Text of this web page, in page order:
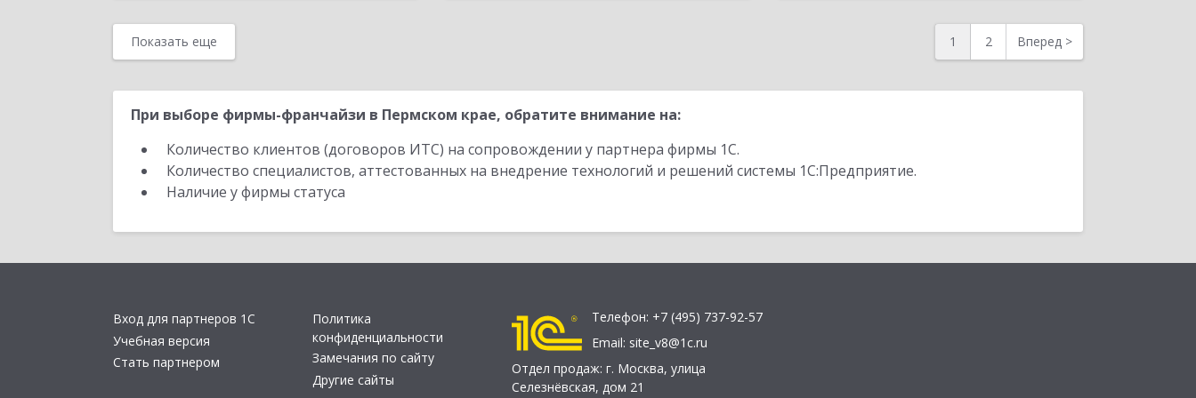
Показать еще 1 2 Вперед >
При выборе фирмы-франчайзи в Пермском крае, обратите внимание на:
Количество клиентов (договоров ИТС) на сопровождении у партнера фирмы 1С.
Количество специалистов, аттестованных на внедрение технологий и решений системы 1С:Предприятие.
Наличие у фирмы статуса
Вход для партнеров 1С
Учебная версия
Стать партнером
Политика
конфиденциальности
Замечания по сайту
Другие сайты
Телефон: +7 (495) 737-92-57
Email: site_v8@1c.ru
Отдел продаж: г. Москва, улица
Селезнёвская, дом 21